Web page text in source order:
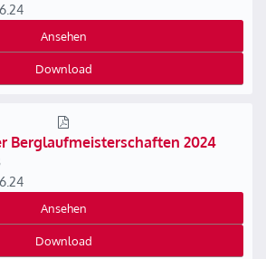
Ansehen
Download
Berglaufmeisterschaften 2024
Ansehen
Download